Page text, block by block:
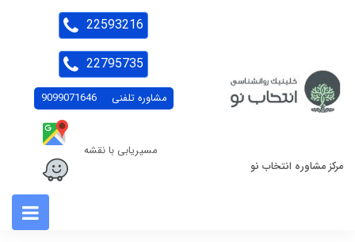
مرکز مشاوره انتخاب نو
مشاوره تلفنی 9099071646
مسیریابی با نقشه
22593216
22795735